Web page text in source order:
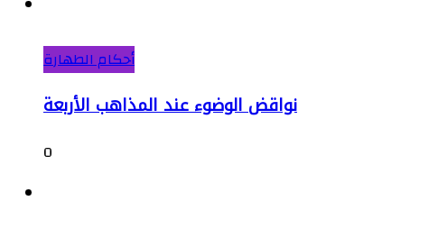
أحكام الطهارة
نواقض الوضوء عند المذاهب الأربعة
0